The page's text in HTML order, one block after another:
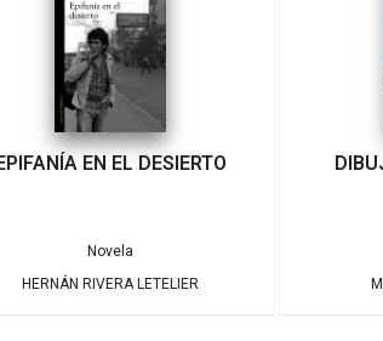
DIBUJOS DE HIROSHIMA
Novela
MARCELO SIMONETTI